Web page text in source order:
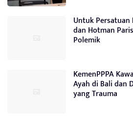
Untuk Persatuan
dan Hotman
Polemik
KemenPPPA
Ayah di Bali dan
yang Trauma